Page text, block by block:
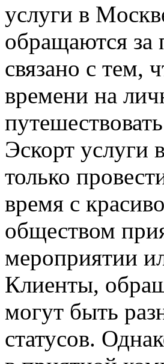
услуги в
обращаются
связано с тем,
времени на
Эскорт услуги
только
время с
обществом
мероприятии
Клиенты,
могут быть
статусов.